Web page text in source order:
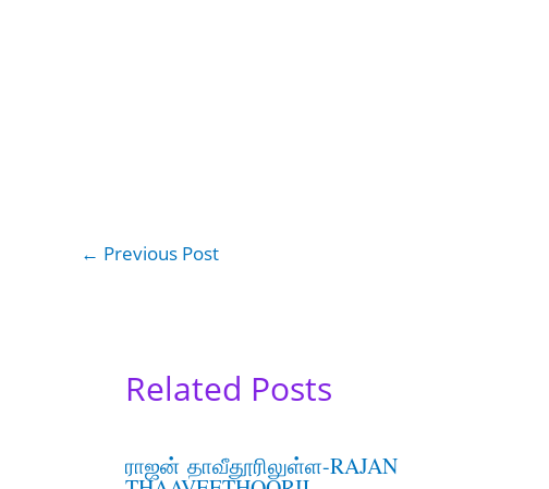
← Previous Post
Related Posts
ராஜன் தாவீதூரிலுள்ள-RAJAN